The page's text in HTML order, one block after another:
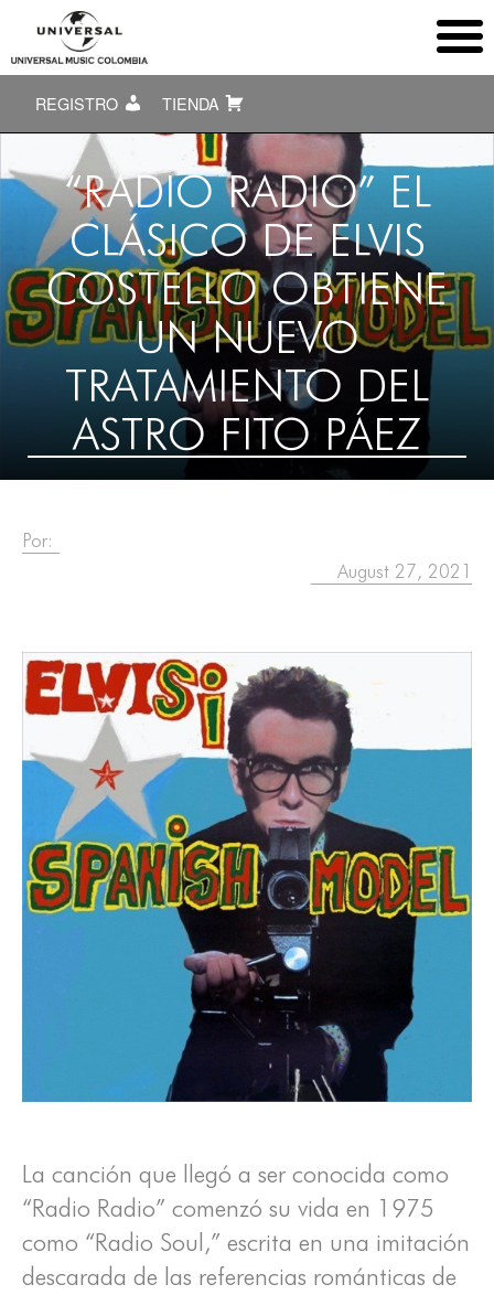
REGISTRO TIENDA
“RADIO RADIO” EL
CLÁSICO DE ELVIS
COSTELLO OBTIENE
UN NUEVO
TRATAMIENTO DEL
ASTRO FITO PÁEZ
Por:
August 27, 2021
La canción que llegó a ser conocida como
“Radio Radio” comenzó su vida en 1975
como “Radio Soul,” escrita en una imitación
descarada de las referencias románticas de